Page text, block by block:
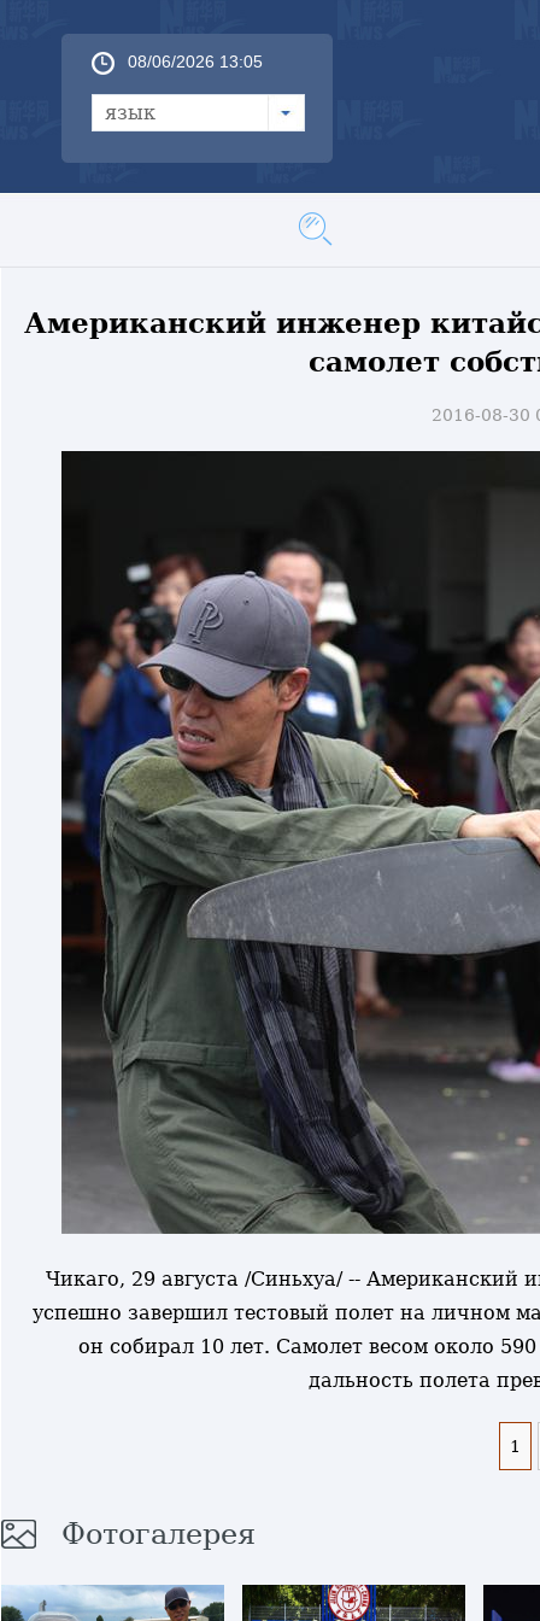
08/06/2026 13:05
язык
Американский инженер
самолет
2016-08-30
Чикаго, 29 августа /Синьхуа/ --
успешно завершил тестовый полет на личном
он собирал 10 лет. Самолет весом около
дальность полета
1
Фотогалерея